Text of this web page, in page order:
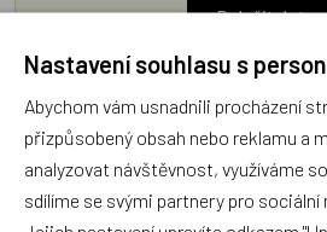
Položit dotaz
Recenze v detailu produktu a texty od
odrážejí výhradně názory a stanoviska
e-shopu Dráček.cz texty zákazníků
neověřuje.
Nastavení souhlasu s
Abychom vám usnadnili procházení
přizpůsobený obsah nebo reklamu a
analyzovat návštěvnost, využíváme
sdílíme se svými partnery pro sociální